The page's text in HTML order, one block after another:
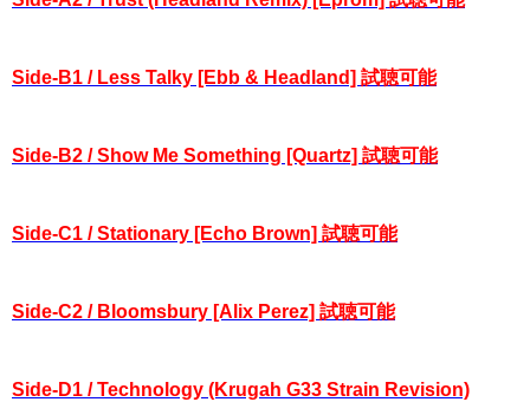
Side-B1 / Less Talky [Ebb & Headland] 試聴可能
Side-B2 / Show Me Something [Quartz] 試聴可能
Side-C1 / Stationary [Echo Brown] 試聴可能
Side-C2 / Bloomsbury [Alix Perez] 試聴可能
Side-D1 / Technology (Krugah G33 Strain Revision)